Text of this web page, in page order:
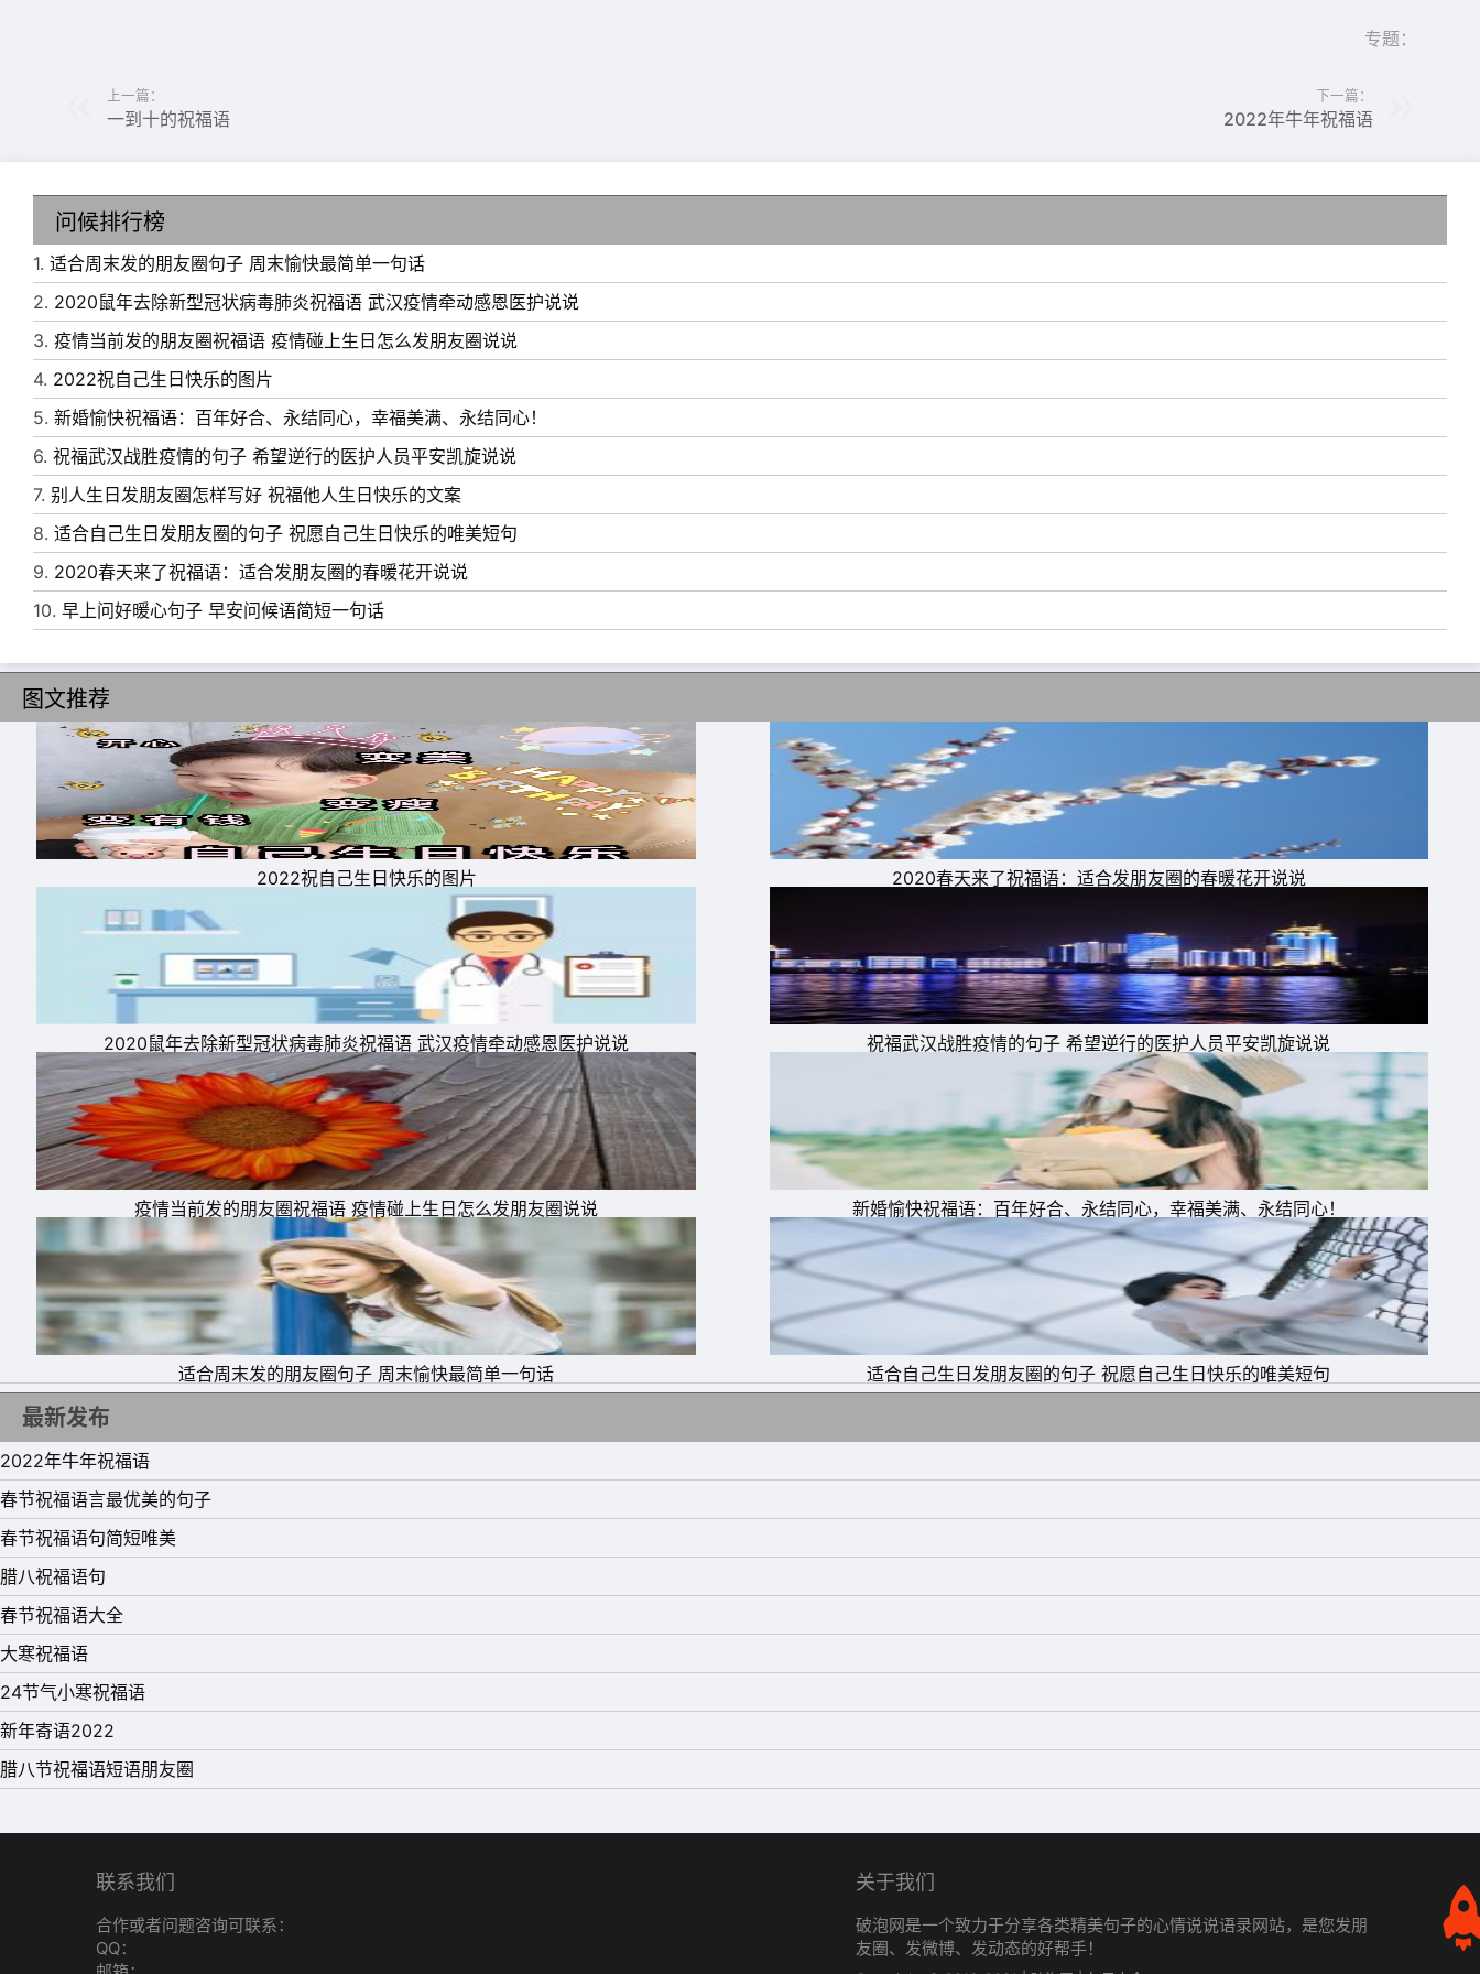
9、心情“云开雾散”，事业“雨后春笋”，生活“风调雨顺”，人生“艳阳高照”，道路“晴空万里”，万事“风和日
美的爱情故事;感受电波的涌动，解读温暖的春日祝福。愿你的人生春光无限好，甜蜜多欢笑!
11、职位高升喜事达，笑脸哈哈，事事顺发，路路通达，出门乘金马，事业乐开花，领导把你夸，员工听你
话，挣来金瓜瓜，今生随意花。工作有计划，发展空间还很大，祝贺此次升职快乐，预祝下次高升发达。
12、变换的季节捧出蓬勃的希望，彩色的春天送来迷人的光景，快乐的你我畅享美丽的时光，温暖的讯息传达
祝福的心意。愿你快乐无烦恼，幸福乐淘淘。
13、细数往日的点滴，有过欢笑泪水和珍贵的记忆。朋友不在于多少，真心才好。在我的生命里没几个真正的
知己，惟独有你!
14、时间越走越远，日子越过越快。不怕皱纹上脸，只要心无忧。不怕步履蹒跚，只要心无疆。不怕青春已
远，只要心无悔。不怕时光流转，只要开心依然!
15、心愿是风，快乐是帆，幸福是船，心愿的风吹着快乐的帆载着幸福的船，飘向你，送你世上所有的幸福，
只愿你可以无忧无虑过一生!
专题：
上一篇：
一到十的祝福语
下一篇：
2022年牛年祝福语
问候排行榜
1. 适合周末发的朋友圈句子 周末愉快最简单一句话
2. 2020鼠年去除新型冠状病毒肺炎祝福语 武汉疫情牵动感恩医护说说
3. 疫情当前发的朋友圈祝福语 疫情碰上生日怎么发朋友圈说说
4. 2022祝自己生日快乐的图片
5. 新婚愉快祝福语：百年好合、永结同心，幸福美满、永结同心！
6. 祝福武汉战胜疫情的句子 希望逆行的医护人员平安凯旋说说
7. 别人生日发朋友圈怎样写好 祝福他人生日快乐的文案
8. 适合自己生日发朋友圈的句子 祝愿自己生日快乐的唯美短句
9. 2020春天来了祝福语：适合发朋友圈的春暖花开说说
10. 早上问好暖心句子 早安问候语简短一句话
图文推荐
2022祝自己生日快乐的图片 2020春天来了祝福语：适合发朋友圈的春暖花开说说
2020鼠年去除新型冠状病毒肺炎祝福语 武汉疫情牵动感恩医护说说 祝福武汉战胜疫情的句子 希望逆行的医护人员平安凯旋说说
疫情当前发的朋友圈祝福语 疫情碰上生日怎么发朋友圈说说 新婚愉快祝福语：百年好合、永结同心，幸福美满、永结同心！
适合周末发的朋友圈句子 周末愉快最简单一句话 适合自己生日发朋友圈的句子 祝愿自己生日快乐的唯美短句
最新发布
2022年牛年祝福语
春节祝福语言最优美的句子
春节祝福语句简短唯美
腊八祝福语句
春节祝福语大全
大寒祝福语
24节气小寒祝福语
新年寄语2022
腊八节祝福语短语朋友圈
联系我们
合作或者问题咨询可联系：
QQ：
关于我们
破泡网是一个致力于分享各类精美句子的心情说说语录网站，是您发朋
友圈、发微博、发动态的好帮手！